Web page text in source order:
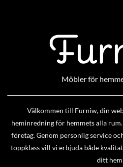
Möbler för
Välkommen till Furniw, din
heminredning för hemmets alla
företag. Genom personlig service
toppklass vill vi erbjuda både
ditt